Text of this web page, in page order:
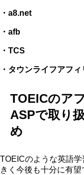
・a8.net
・afb
・TCS
・タウンライフアフィ
TOEICのア
ASPで取り
め
TOEICのような英語
きく今後も十分に有望